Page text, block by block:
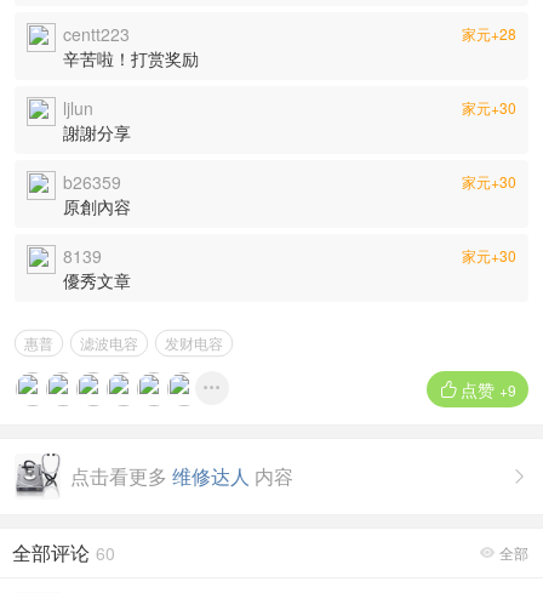
家元+28
centt223
辛苦啦！打赏奖励
家元+30
ljlun
謝謝分享
家元+30
b26359
原創內容
家元+30
8139
優秀文章
惠普 滤波电容 发财电容
 点赞 +9


点击看更多 维修达人 内容
 全部
全部评论 60